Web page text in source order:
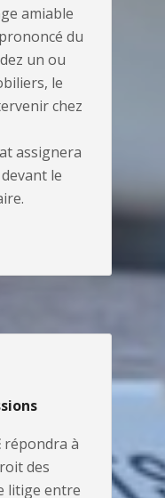
amiable
du
un ou
le
chez
assignera
le
répondra à
des
litige entre